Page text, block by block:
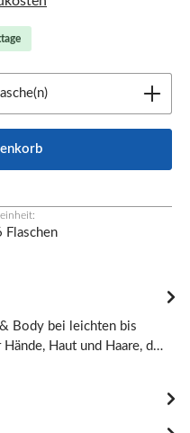
Wert ein
Flaschen
Body bei leichten bis
Haut und Haare, d…